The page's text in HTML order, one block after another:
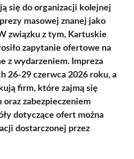
się do organizacji kolejnej
masowej znanej jako
związku z tym, Kartuskie
zapytanie ofertowe na
z wydarzeniem. Impreza
26-29 czerwca 2026 roku, a
firm, które zajmą się
zabezpieczeniem
dotyczące ofert można
dostarczonej przez